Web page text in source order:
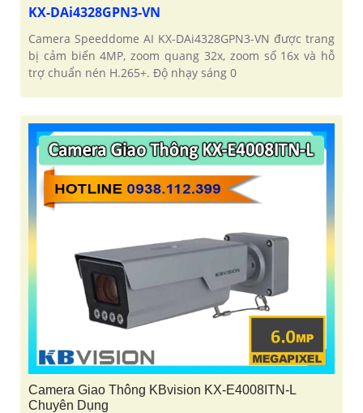
KX-DAi4328GPN3-VN
Camera Speeddome AI KX-DAi4328GPN3-VN được trang
bị cảm biến 4MP, zoom quang 32x, zoom số 16x và hỗ
trợ chuẩn nén H.265+. Độ nhạy sáng 0
Camera Giao Thông KBvision KX-E4008ITN-L
Chuyên Dụng